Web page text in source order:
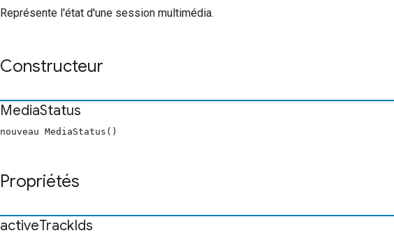
Représente l'état d'une session multimédia.
Constructeur
MediaStatus
nouveau MediaStatus()
Propriétés
activeTrackIds